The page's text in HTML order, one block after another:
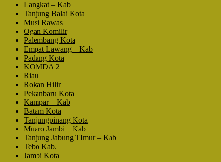
Langkat – Kab
Tanjung Balai Kota
Musi Rawas
Ogan Komilir
Palembang Kota
Empat Lawang – Kab
Padang Kota
KOMDA 2
Riau
Rokan Hilir
Pekanbaru Kota
Kampar – Kab
Batam Kota
Tanjungpinang Kota
Muaro Jambi – Kab
Tanjung Jabung TImur – Kab
Tebo Kab.
Jambi Kota